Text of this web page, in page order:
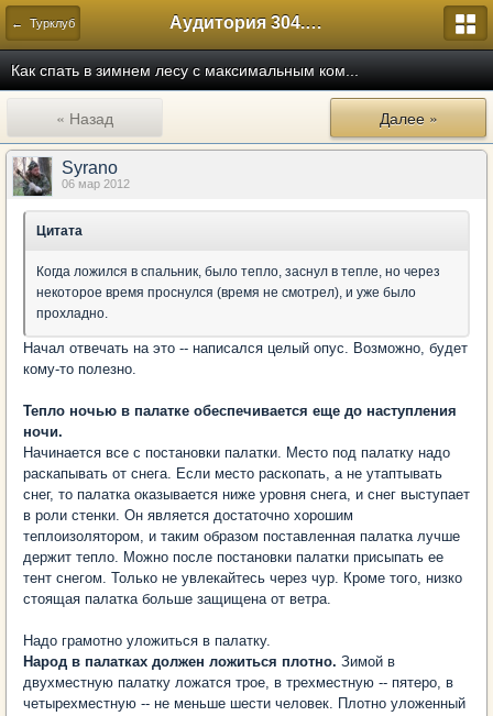
← Турклуб Аудитория 304. История России
Как спать в зимнем лесу с максимальным ком...
« Назад Далее »
Syrano
06 мар 2012
Цитата
Когда ложился в спальник, было тепло, заснул в тепле, но через
некоторое время проснулся (время не смотрел), и уже было
прохладно.
Начал отвечать на это -- написался целый опус. Возможно, будет
кому-то полезно.
Тепло ночью в палатке обеспечивается еще до наступления
ночи.
Начинается все с постановки палатки. Место под палатку надо
раскапывать от снега. Если место раскопать, а не утаптывать
снег, то палатка оказывается ниже уровня снега, и снег выступает
в роли стенки. Он является достаточно хорошим
теплоизолятором, и таким образом поставленная палатка лучше
держит тепло. Можно после постановки палатки присыпать ее
тент снегом. Только не увлекайтесь через чур. Кроме того, низко
стоящая палатка больше защищена от ветра.
Надо грамотно уложиться в палатку.
Народ в палатках должен ложиться плотно. Зимой в
двухместную палатку ложатся трое, в трехместную -- пятеро, в
четырехместную -- не меньше шести человек. Плотно уложенный